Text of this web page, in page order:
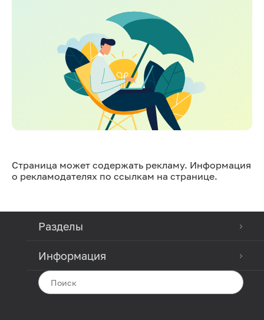
Страница может содержать рекламу. Информация
о рекламодателях по ссылкам на странице.
Разделы
Информация